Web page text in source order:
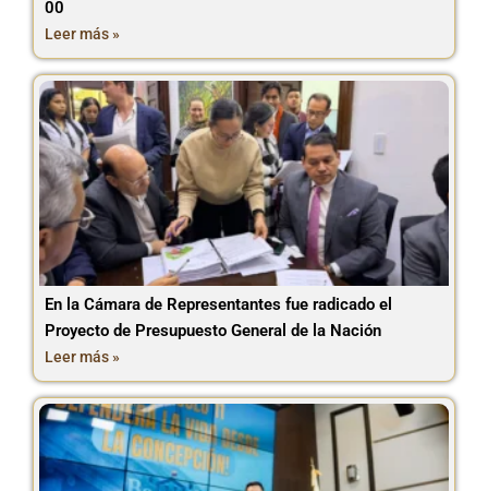
00
Leer más »
En la Cámara de Representantes fue radicado el
Proyecto de Presupuesto General de la Nación
Leer más »